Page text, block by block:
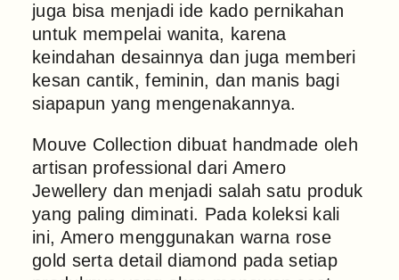
juga bisa menjadi ide kado pernikahan
untuk mempelai wanita, karena
keindahan desainnya dan juga memberi
kesan cantik, feminin, dan manis bagi
siapapun yang mengenakannya.
Mouve Collection dibuat handmade oleh
artisan professional dari Amero
Jewellery dan menjadi salah satu produk
yang paling diminati. Pada koleksi kali
ini, Amero menggunakan warna rose
gold serta detail diamond pada setiap